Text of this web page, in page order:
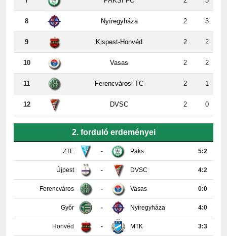
8 Nyíregyháza 2 3
9 Kispest-Honvéd 2 2
10 Vasas 2 2
11 Ferencvárosi TC 2 1
12 DVSC 2 0
2. forduló erdeményei
ZTE - Paks 5:2
Újpest - DVSC 4:2
Ferencváros - Vasas 0:0
Győr - Nyíregyháza 4:0
Honvéd - MTK 3:3